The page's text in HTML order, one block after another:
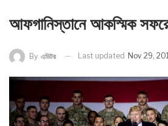
আফগানিস্তানে আকস্মিক
By এডিটর Last updated Nov 29,